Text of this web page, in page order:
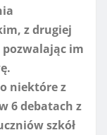
z drugiej
pozwalając im
niektóre z
6 debatach z
szkół